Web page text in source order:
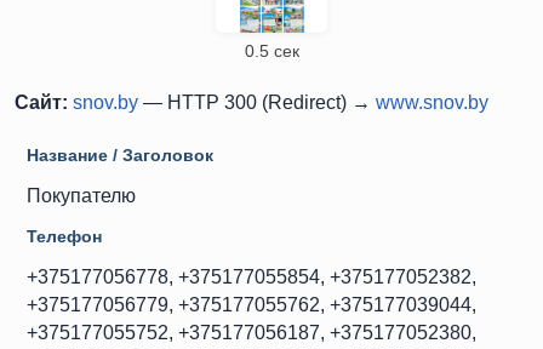
0.5 сек
Сайт: snov.by — HTTP 300 (Redirect) → www.snov.by
Название / Заголовок
Покупателю
Телефон
+375177056778, +375177055854, +375177052382,
+375177056779, +375177055762, +375177039044,
+375177055752, +375177056187, +375177052380,